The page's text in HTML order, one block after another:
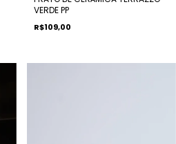
VERDE PP
R$109,00